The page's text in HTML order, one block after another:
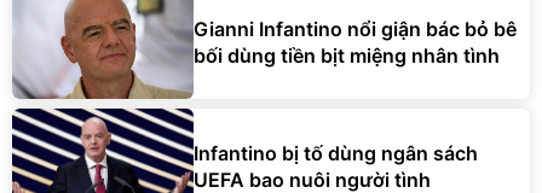
Gianni Infantino nổi giận bác bỏ bê
bối dùng tiền bịt miệng nhân tình
Infantino bị tố dùng ngân sách
UEFA bao nuôi người tình